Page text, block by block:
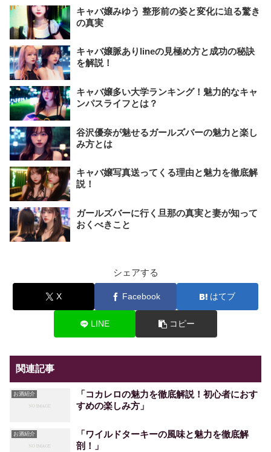
キャバ嬢みゆう 整形前の姿と変化に迫る驚き
の真実
キャバ嬢脈ありlineの見極め方と成功の秘訣
を解説！
キャバ嬢多い大学ランキング！魅力的なキャ
ンパスライフとは？
谷沢優奈が魅せるガールズバーの魅力と楽し
み方とは
キャバ嬢写真送ってくる理由と魅力を徹底解
説！
ガールズバーに行く旦那の真実と妻が知って
おくべきこと
シェアする
X Facebook はてブ
LINE コピー
関連記事
お酒紹介
「コカレロの魅力を徹底解説！初心者におす
すめの楽しみ方」
お酒紹介
「ワイルドターキーの風味と魅力を徹底解
剖！」